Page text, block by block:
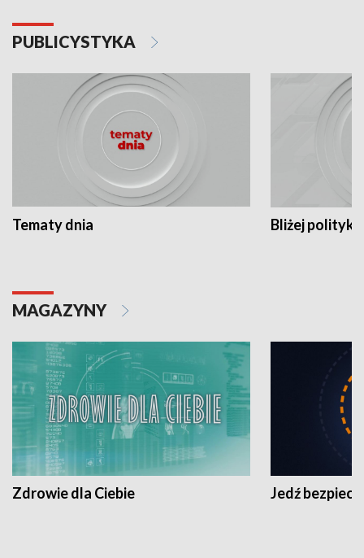
PUBLICYSTYKA
Tematy dnia Bliżej polityki
MAGAZYNY
Zdrowie dla Ciebie Jedź